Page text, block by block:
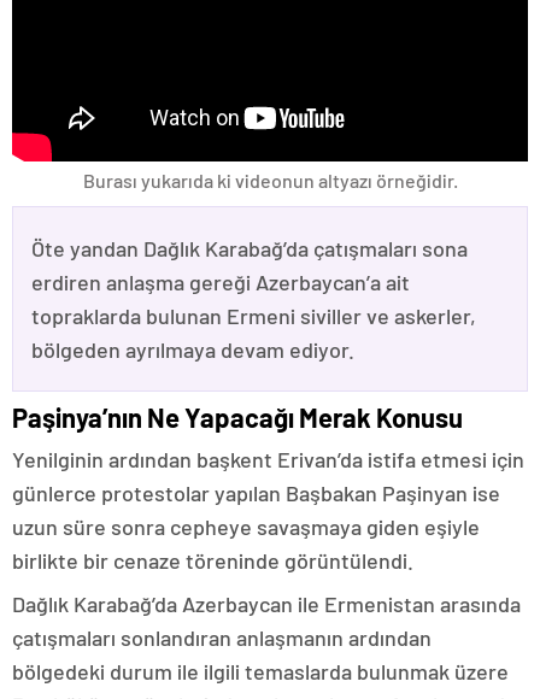
Burası yukarıda ki videonun altyazı örneğidir.
Öte yandan Dağlık Karabağ’da çatışmaları sona
erdiren anlaşma gereği Azerbaycan’a ait
topraklarda bulunan Ermeni siviller ve askerler,
bölgeden ayrılmaya devam ediyor.
Paşinya’nın Ne Yapacağı Merak Konusu
Yenilginin ardından başkent Erivan’da istifa etmesi için
günlerce protestolar yapılan Başbakan Paşinyan ise
uzun süre sonra cepheye savaşmaya giden eşiyle
birlikte bir cenaze töreninde görüntülendi.
Dağlık Karabağ’da Azerbaycan ile Ermenistan arasında
çatışmaları sonlandıran anlaşmanın ardından
bölgedeki durum ile ilgili temaslarda bulunmak üzere